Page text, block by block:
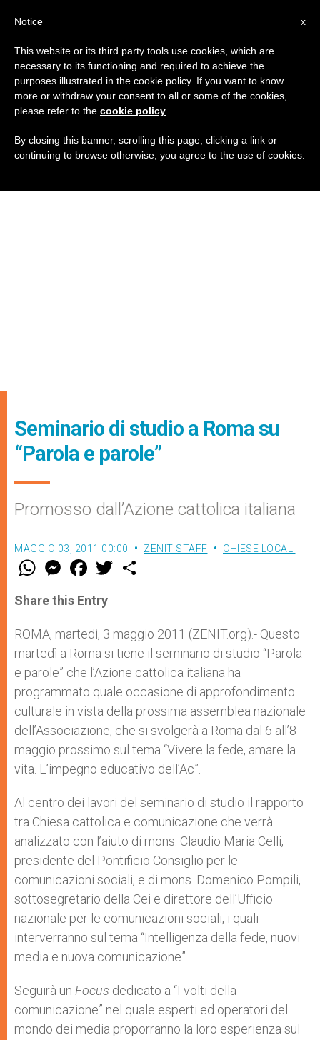
Seminario di studio a Roma su
“Parola e parole”
Promosso dall’Azione cattolica italiana
MAGGIO 03, 2011 00:00 ZENIT STAFF CHIESE LOCALI
W
t
s
p
p
M
e
s
e
g
e
r
F
a
e
b
o
k
w
r
Share this Entry
ROMA, martedì, 3 maggio 2011 (ZENIT.org).- Questo
martedì a Roma si tiene il seminario di studio “Parola
e parole” che l’Azione cattolica italiana ha
programmato quale occasione di approfondimento
culturale in vista della prossima assemblea nazionale
dell’Associazione, che si svolgerà a Roma dal 6 all’8
maggio prossimo sul tema “Vivere la fede, amare la
vita. L’impegno educativo dell’Ac”.
Al centro dei lavori del seminario di studio il rapporto
tra Chiesa cattolica e comunicazione che verrà
analizzato con l’aiuto di mons. Claudio Maria Celli,
presidente del Pontificio Consiglio per le
comunicazioni sociali, e di mons. Domenico Pompili,
sottosegretario della Cei e direttore dell’Ufficio
nazionale per le comunicazioni sociali, i quali
interverranno sul tema “Intelligenza della fede, nuovi
media e nuova comunicazione”.
Seguirà un Focus dedicato a “I volti della
comunicazione” nel quale esperti ed operatori del
mondo dei media proporranno la loro esperienza sul
x
Notice
This website or its third party tools use cookies, which are
necessary to its functioning and required to achieve the
purposes illustrated in the cookie policy. If you want to know
more or withdraw your consent to all or some of the cookies,
please refer to the cookie policy
By closing this banner, scrolling this page, clicking a link or
continuing to browse otherwise, you agree to the use of cookies.